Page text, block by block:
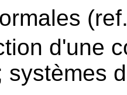
d'une
systèmes